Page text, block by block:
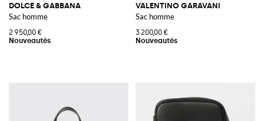
DOLCE & GABBANA
Sac homme
2 950,00 €
VALENTINO GARAVANI
Sac homme
3 200,00 €